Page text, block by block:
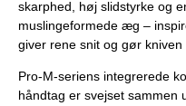
skarphed, høj slidstyrke og
muslingeformede æg –
giver rene snit og gør kniven
Pro-M-seriens integrerede
håndtag er svejset sammen